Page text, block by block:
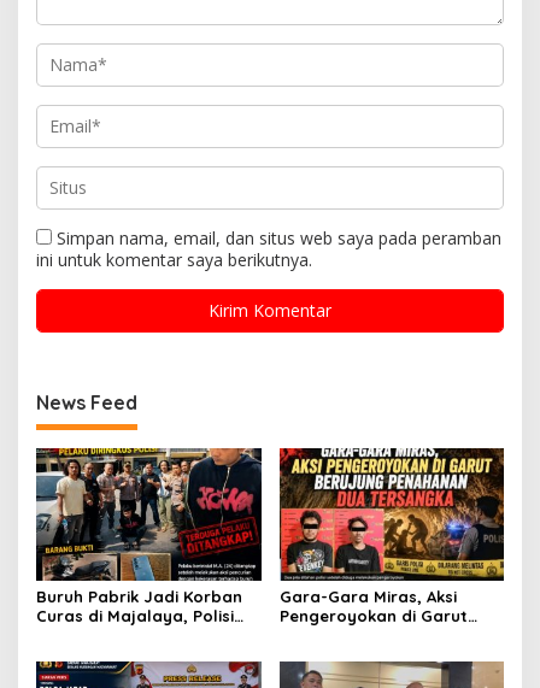
Simpan nama, email, dan situs web saya pada peramban
ini untuk komentar saya berikutnya.
News Feed
Buruh Pabrik Jadi Korban
Curas di Majalaya, Polisi
Gara-Gara Miras, Aksi
Pengeroyokan di Garut